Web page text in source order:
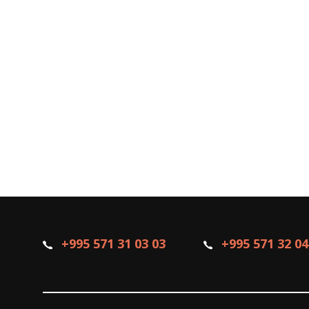
+995 571 31 03 03 +995 571 32